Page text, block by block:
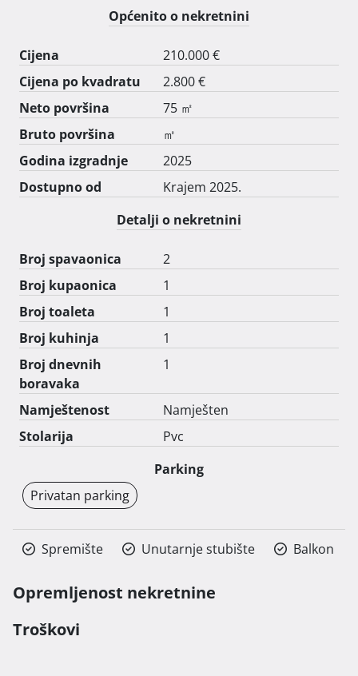
sanitarija Rok useljenja - krajem 2025. godine.
Općenito o nekretnini
Cijena
210.000 €
Cijena po kvadratu
2.800 €
Neto površina
75 ㎡
Bruto površina
㎡
Godina izgradnje
2025
Dostupno od
Krajem 2025.
Detalji o nekretnini
Broj spavaonica
2
Broj kupaonica
1
Broj toaleta
1
Broj kuhinja
1
Broj dnevnih
boravaka
1
Namještenost
Namješten
Stolarija
Pvc
Parking
Privatan parking
Spremište Unutarnje stubište Balkon
Opremljenost nekretnine
Troškovi